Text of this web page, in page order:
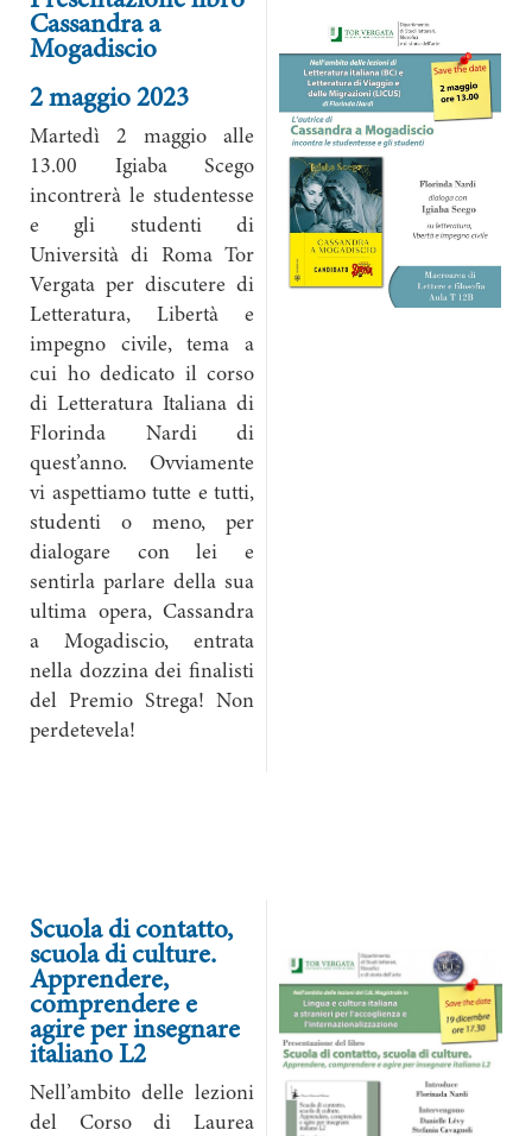
Cassandra a
Mogadiscio
2 maggio 2023
Martedì 2 maggio alle
13.00 Igiaba Scego
incontrerà le studentesse
e gli studenti di
Università di Roma Tor
Vergata per discutere di
Letteratura, Libertà e
impegno civile, tema a
cui ho dedicato il corso
di Letteratura Italiana di
Florinda Nardi di
quest’anno. Ovviamente
vi aspettiamo tutte e tutti,
studenti o meno, per
dialogare con lei e
sentirla parlare della sua
ultima opera, Cassandra
a Mogadiscio, entrata
nella dozzina dei finalisti
del Premio Strega! Non
perdetevela!
Scuola di contatto,
scuola di culture.
Apprendere,
comprendere e
agire per insegnare
italiano L2
Nell’ambito delle lezioni
del Corso di Laurea